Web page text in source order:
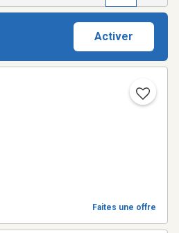
Activer
Faites une offre